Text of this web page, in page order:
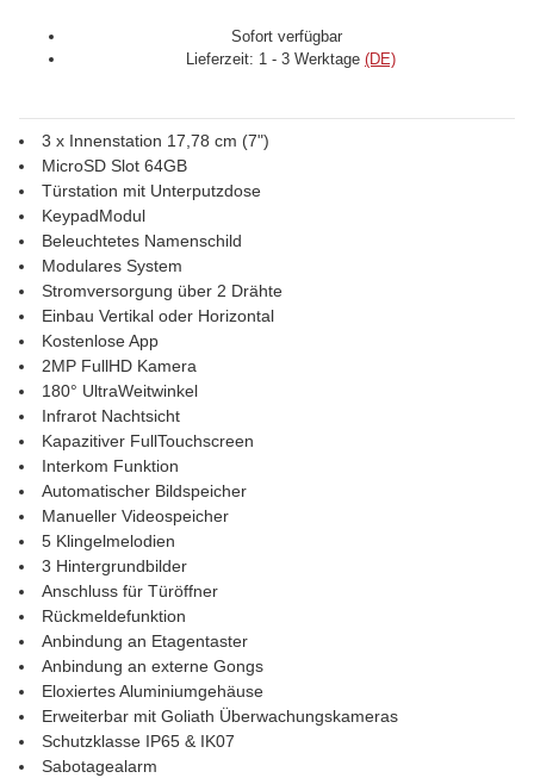
Sofort verfügbar
Lieferzeit: 1 - 3 Werktage (DE)
3 x Innenstation 17,78 cm (7")
MicroSD Slot 64GB
Türstation mit Unterputzdose
KeypadModul
Beleuchtetes Namenschild
Modulares System
Stromversorgung über 2 Drähte
Einbau Vertikal oder Horizontal
Kostenlose App
2MP FullHD Kamera
180° UltraWeitwinkel
Infrarot Nachtsicht
Kapazitiver FullTouchscreen
Interkom Funktion
Automatischer Bildspeicher
Manueller Videospeicher
5 Klingelmelodien
3 Hintergrundbilder
Anschluss für Türöffner
Rückmeldefunktion
Anbindung an Etagentaster
Anbindung an externe Gongs
Eloxiertes Aluminiumgehäuse
Erweiterbar mit Goliath Überwachungskameras
Schutzklasse IP65 & IK07
Sabotagealarm